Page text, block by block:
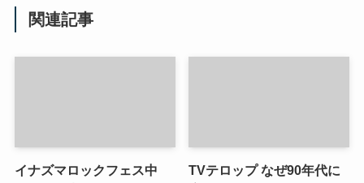
関連記事
イナズマロックフェス中
TVテロップ なぜ90年代に